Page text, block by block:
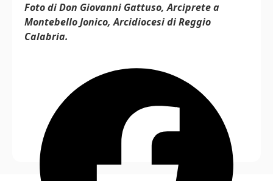
Foto di Don Giovanni Gattuso, Arciprete a
Montebello Jonico, Arcidiocesi di Reggio
Calabria.